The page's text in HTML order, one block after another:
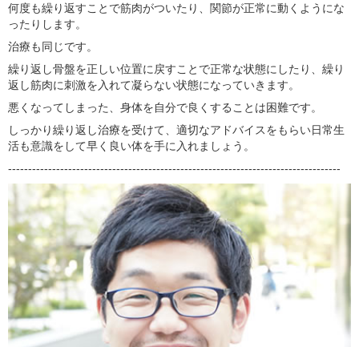
何度も繰り返すことで筋肉がついたり、関節が正常に動くようにな
ったりします。
治療も同じです。
繰り返し骨盤を正しい位置に戻すことで正常な状態にしたり、繰り
返し筋肉に刺激を入れて凝らない状態になっていきます。
悪くなってしまった、身体を自分で良くすることは困難です。
しっかり繰り返し治療を受けて、適切なアドバイスをもらい日常生
活も意識をして早く良い体を手に入れましょう。
-----------------------------------------------------------------------------------